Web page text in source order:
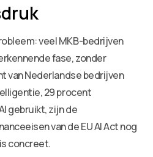
veel MKB-bedrijven
fase, zonder
van Nederlandse bedrijven
29 procent
gebruikt, zijn de
van de EU AI Act nog
concreet.